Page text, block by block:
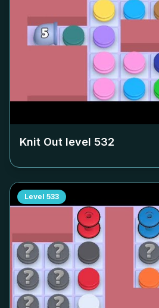
Knit Out level 532
Level 533